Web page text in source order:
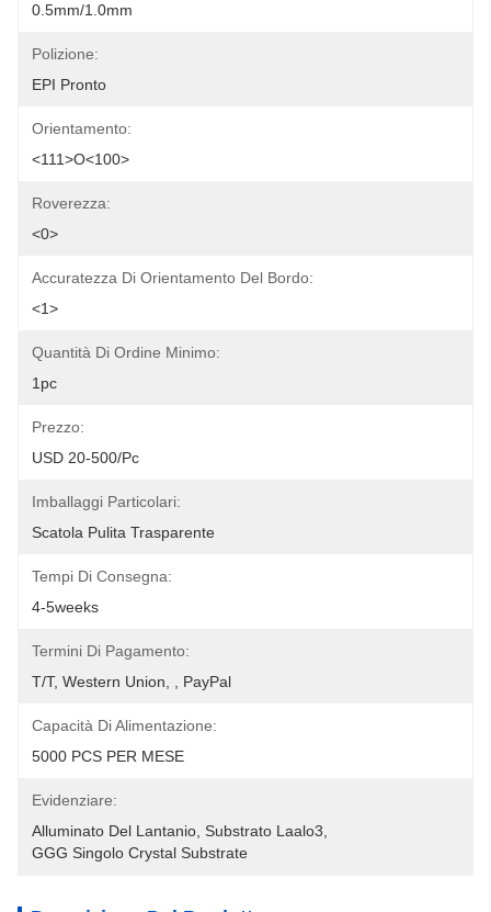
0.5mm/1.0mm
Polizione:
EPI Pronto
Orientamento:
<111>o<100>
Roverezza:
<0>
Accuratezza Di Orientamento Del Bordo:
<1>
Quantità Di Ordine Minimo:
1pc
Prezzo:
USD 20-500/pc
Imballaggi Particolari:
Scatola Pulita Trasparente
Tempi Di Consegna:
4-5weeks
Termini Di Pagamento:
T/T, Western Union, , PayPal
Capacità Di Alimentazione:
5000 PCS PER MESE
Evidenziare:
Alluminato Del Lantanio Substrato Laalo3
GGG Singolo Crystal Substrate